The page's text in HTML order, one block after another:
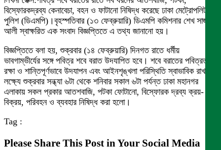
বিস্ফোরকদ্রব্য কেনাবেচা, বহন ও ফাটানো নিষিদ্ধ করেছে ঢাকা মেট্রোপলিটন
পুলিশ (ডিএমপি)।বৃহস্পতিবার (১৩ ফেব্রুয়ারি) ডিএমপি কমিশনার শেখ সাজ্জাত
আলী স্বাক্ষরিত এক সংবাদ বিজ্ঞপ্তিতে এ তথ্য জানানো হয়।
বিজ্ঞপ্তিতে বলা হয়, শুক্রবার (১৪ ফেব্রুয়ারি) দিনগত রাতে ধর্মীয়
ভাবগাম্ভীর্যের সঙ্গে পবিত্র শবে বরাত উদযাপিত হবে। শবে বরাতের পবিত্রতা
রক্ষা ও শান্তিপূর্ণভাবে উদযাপন এবং আইনশৃঙ্খলা পরিস্থিতি স্বাভাবিক রাখার
লক্ষ্যে শুক্রবার সন্ধ্যা ৬টা থেকে শনিবার সকাল ৬টা পর্যন্ত ঢাকা মহানগর
এলাকায় সকল প্রকার আতশবাজি, পটকা ফোটানো, বিস্ফোরক দ্রব্য ক্রয়-
বিক্রয়, পরিবহন ও ব্যবহার নিষিদ্ধ করা হলো।
Tag :
Please Share This Post in Your Social Media